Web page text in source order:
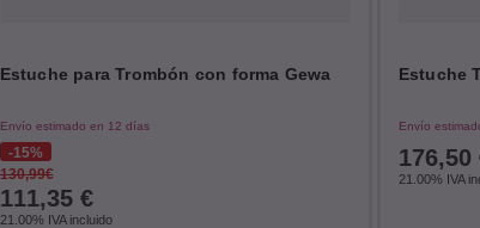
Estuche para Trombón con forma Gewa
Envío estimado en 12 días
15%
130,99€
111,35 €
21.00% IVA incluido
Estuche
Envío
176,50
21.00% IVA